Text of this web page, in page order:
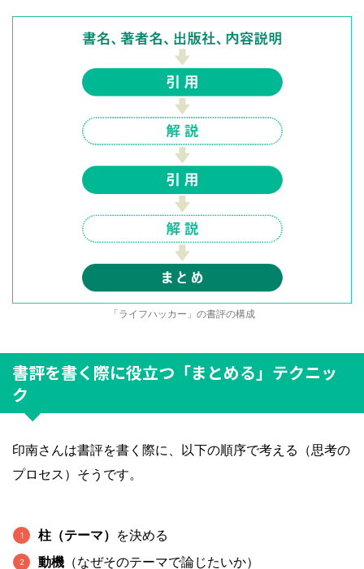
「ライフハッカー」の書評の構成
書評を書く際に役立つ「まとめる」テクニッ
ク
印南さんは書評を書く際に、以下の順序で考える（思考の
プロセス）そうです。
柱（テーマ） を決める
動機 （なぜそのテーマで論じたいか）